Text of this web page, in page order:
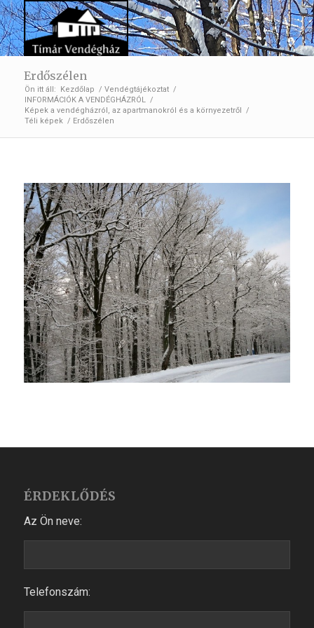
Erdőszélen
Ön itt áll: Kezdőlap / Vendégtájékoztat /
INFORMÁCIÓK A VENDÉGHÁZRÓL /
Képek a vendégházról, az apartmanokról és a környezetről /
Téli képek / Erdőszélen
ÉRDEKLŐDÉS
Az Ön neve:
Telefonszám: